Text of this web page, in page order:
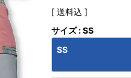
送料込
サイズ SS
SS